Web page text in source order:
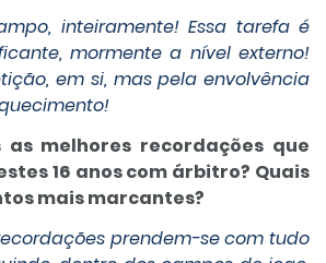
inteiramente! Essa tarefa é
mormente a nível externo!
em si, mas pela envolvência
as melhores recordações que
16 anos com árbitro? Quais
mais marcantes?
prendem-se com tudo